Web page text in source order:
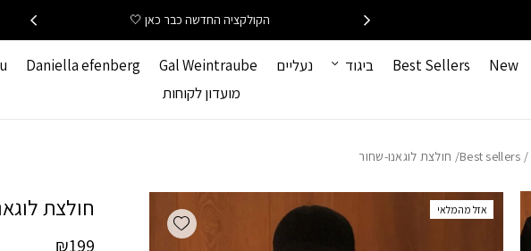
הקולקציה החדשה כבר כאן 🤍
New
Best Sellers ביגוד נעליים Gal Weintraube
Daniella efenberg
מועדון לקוחות
/
Best sellers/ חולצת לוגאנו-שחור
חולצת
₪199
אזל מהמלאי Add wishlist